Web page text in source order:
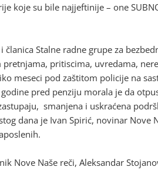
koje su bile najjeftinije – one
članica Stalne radne grupe za
pretnjama, pritiscima, uvredama,
meseci pod zaštitom policije na
pred penziju morala je da
smanjena i uskraćena
dana je Ivan Spirić, novinar Nove
Nove Naše reči, Aleksandar